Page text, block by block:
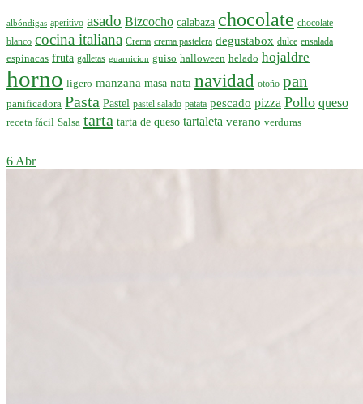
albóndigas aperitivo asado Bizcocho calabaza chocolate chocolate
blanco cocina italiana Crema crema pastelera degustabox dulce ensalada
espinacas fruta galletas guarnicion guiso halloween helado hojaldre
horno ligero manzana masa nata navidad otoño pan
panificadora Pasta Pastel pastel salado patata pescado pizza Pollo queso
receta fácil Salsa tarta tarta de queso tartaleta verano verduras
6 Abr